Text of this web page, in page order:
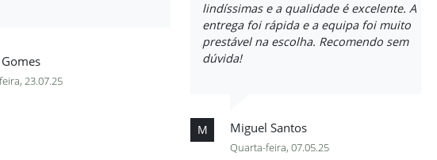
23.07.25
lindíssimas e a qualidade é excelente. A
entrega foi rápida e a equipa foi muito
prestável na escolha. Recomendo sem
dúvida!
M Miguel Santos
Quarta-feira, 07.05.25